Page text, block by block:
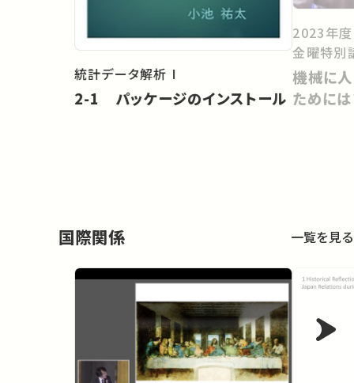
統計データ解析 I
2-1 パッケージのインストール
2023年度
金曜特別
機械に
ために
国際関係 一覧を見る